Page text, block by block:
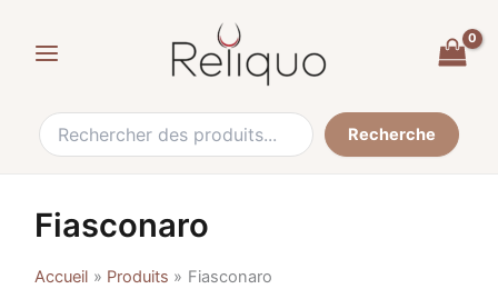
content
:
Recherche
Fiasconaro
Accueil Produits Fiasconaro
popularité